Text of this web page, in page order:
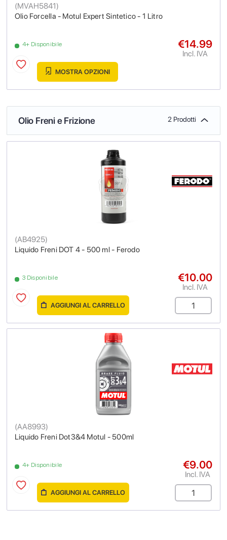
Olio Forcella - Motul Expert Sintetico - 1 Litro
(MVAH5841)
4+ Disponibile €14.99
Incl. IVA
MOSTRA OPZIONI
Olio Freni e Frizione 2 Prodotti
Liquido Freni DOT 4 - 500 ml - Ferodo
(AB4925)
3 Disponibile €10.00
Incl. IVA
AGGIUNGI AL CARRELLO
Liquido Freni Dot3&4 Motul - 500ml
(AA8993)
4+ Disponibile €9.00
Incl. IVA
AGGIUNGI AL CARRELLO